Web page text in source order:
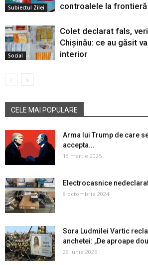
Subiectul Zilei controalele la frontieră
Social
Colet declarat fals,
Chișinău: ce au găsit
interior
CELE MAI POPULARE
Arma lui Trump de care
accepta...
13 martie 2025
Electrocasnice
8 octombrie 2024
Sora Ludmilei Vartic
anchetei: „De aproape
29 iunie 2026